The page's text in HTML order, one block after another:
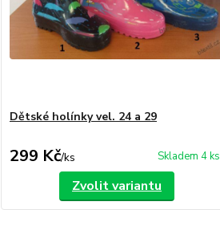
Dětské holínky vel. 24 a 29
299 Kč/ks Skladem 4 ks
Zvolit variantu